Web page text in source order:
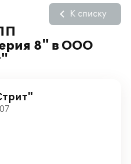
8" в ООО
К списку